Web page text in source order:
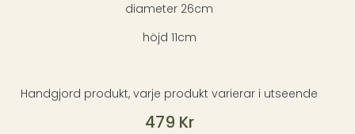
diameter 26cm
höjd 11cm
Handgjord produkt, varje produkt varierar i utseende
479 Kr